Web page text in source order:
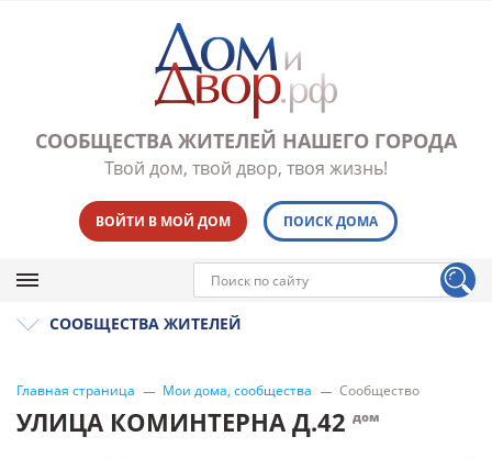
СООБЩЕСТВА ЖИТЕЛЕЙ НАШЕГО ГОРОДА
Твой дом, твой двор, твоя жизнь!
ВОЙТИ В МОЙ ДОМ ПОИСК ДОМА
СООБЩЕСТВА ЖИТЕЛЕЙ
Главная страница Мои дома, сообщества Сообщество
УЛИЦА КОМИНТЕРНА Д.42 дом